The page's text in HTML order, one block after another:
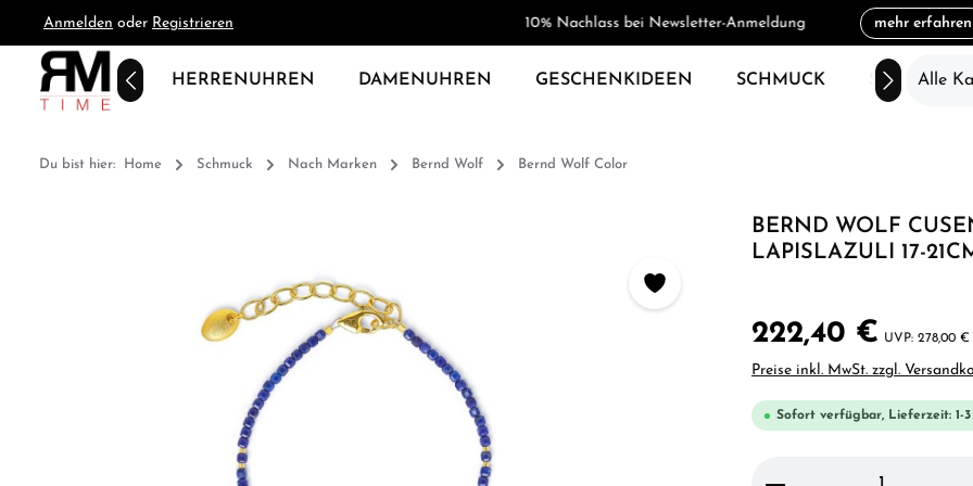
Zur Hauptnavigation springen
Anmelden oder Registrieren 10% Nachlass bei Newsletter-Anmeldung mehr erfahren
HOME HERRENUHREN DAMENUHREN GESCHENKIDEEN SCHMUCK SALE Alle
Du bist hier: Home Schmuck Nach Marken Bernd Wolf Bernd Wolf Color
BERND WOLF
LAPISLAZULI 17-
222,40 € 278,00 €
Preise inkl. MwSt. zzgl.
Sofort verfügbar, Lieferzeit: 1-3
Produkt Anzahl: